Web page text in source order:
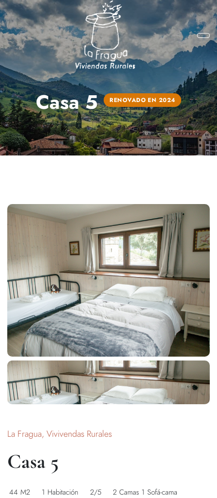
Casa 5 RENOVADO EN 2024
La Fragua, Vivivendas Rurales
Casa 5
44 M2 1 Habitación 2/5
2 Camas 1 Sofá-cama